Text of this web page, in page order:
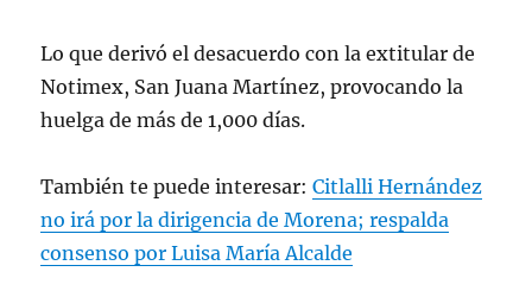
Lo que derivó el desacuerdo con la extitular de
Notimex, San Juana Martínez, provocando la
huelga de más de 1,000 días.
También te puede interesar:Citlalli Hernández
no irá por la dirigencia de Morena; respalda
consenso por Luisa María Alcalde